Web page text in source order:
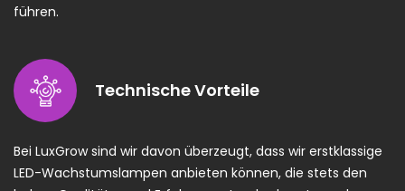
führen.
Technische Vorteile
Bei LuxGrow sind wir davon überzeugt, dass wir erstklassige
LED-Wachstumslampen anbieten können, die stets den